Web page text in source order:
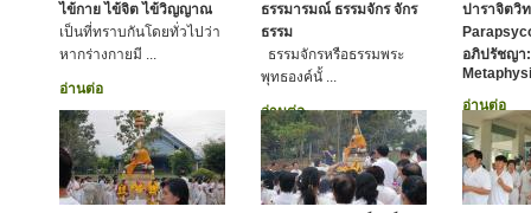
ไข้กาย ไข้จิต ไข้วิญญาณ
เป็นที่ทราบกันโดยทั่วไปว่า
หากร่างกายมี ...
อ่านต่อ
ธรรมารมณ์ ธรรมจักร จักร
ธรรม
ธรรมจักรหรือธรรมพระ
พุทธองค์นั้ ...
อ่านต่อ
ปาราจิตวิ
อภิปรัชญา
อ่านต่อ